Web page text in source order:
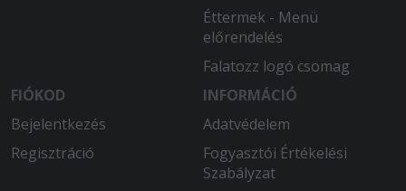
Éttermek - Menü
előrendelés
Falatozz logó csomag
FIÓKOD
Bejelentkezés
Regisztráció
INFORMÁCIÓ
Adatvédelem
Fogyasztói Értékelési
Szabályzat